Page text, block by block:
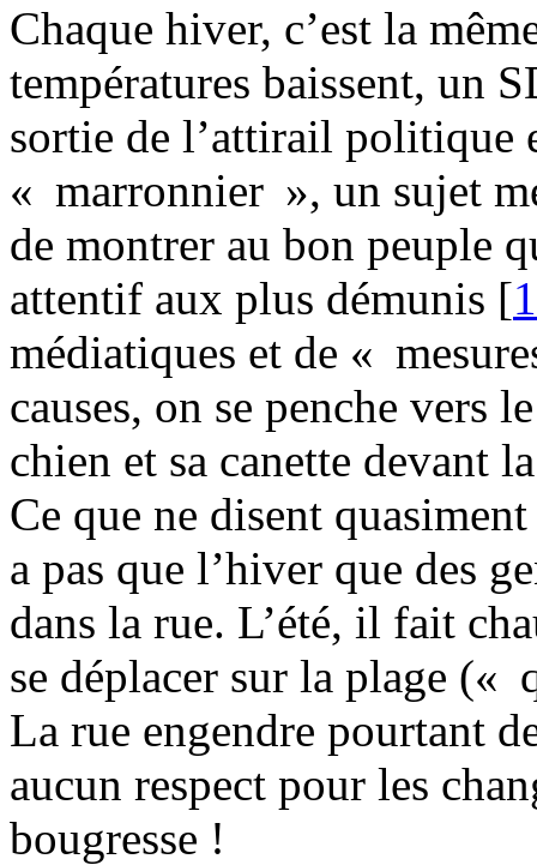
Chaque hiver, c’est la
températures baissent, un
sortie de l’attirail politique
« marronnier », un sujet
de montrer au bon peuple
attentif aux plus démunis [1
médiatiques et de «
causes, on se penche vers
chien et sa canette devant
Ce que ne disent
a pas que l’hiver que des
dans la rue. L’été, il fait
se déplacer sur la plage
La rue engendre pourtant
aucun respect pour les
bougresse !